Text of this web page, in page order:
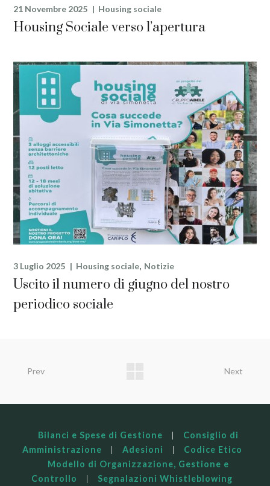
21 Novembre 2025 Housing sociale
Housing Sociale verso l’apertura
3 Luglio 2025 Housing sociale Notizie
Uscito il numero di giugno del nostro
periodico sociale
Prev Next
Bilanci e Spese di Gestione |
Consiglio di
Amministrazione
| Adesioni |
Codice Etico
Modello di Organizzazione, Gestione e
Controllo
| Segnalazioni Whistleblowing